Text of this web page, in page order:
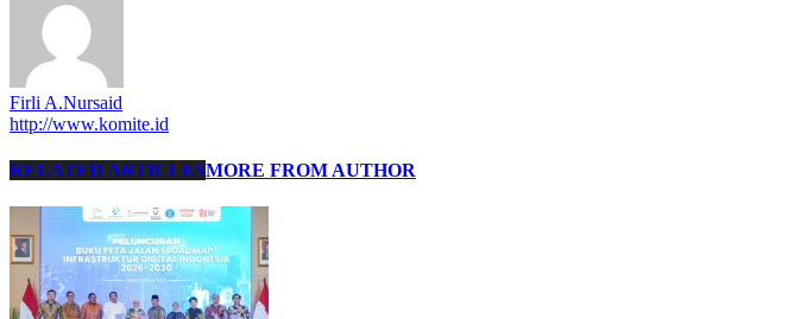
Firli A.Nursaid
http://www.komite.id
RELATED ARTICLESMORE FROM AUTHOR